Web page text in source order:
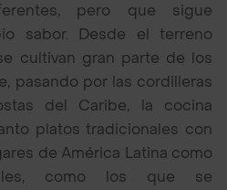
pero que sigue
sabor. Desde el terreno
cultivan gran parte de los
pasando por las cordilleras
del Caribe, la cocina
platos tradicionales con
de América Latina como
como los que se